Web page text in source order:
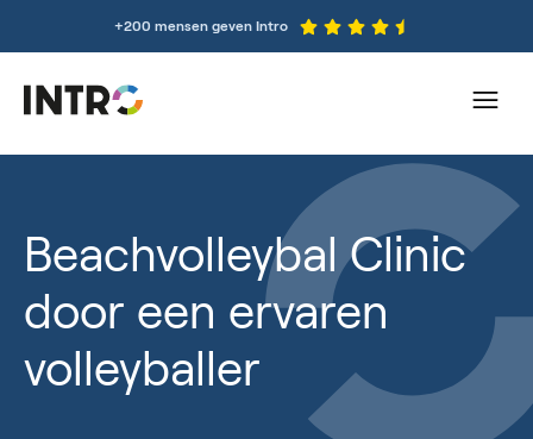
+200 mensen geven Intro
Beachvolleybal Clinic
door een ervaren
volleyballer